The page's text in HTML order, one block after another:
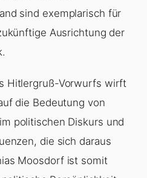
sind exemplarisch für
Ausrichtung der
Hitlergruß-Vorwurfs wirft
die Bedeutung von
politischen Diskurs und
die sich daraus
Moosdorf ist somit